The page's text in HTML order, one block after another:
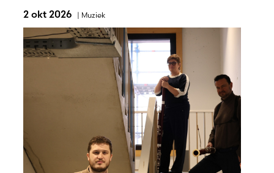
2 okt 2026 | Muziek